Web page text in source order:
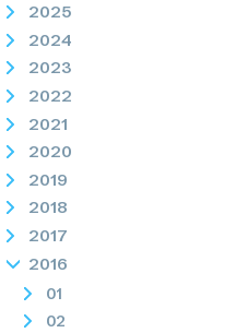
2025
2024
2023
2022
2021
2020
2019
2018
2017
2016
01
02